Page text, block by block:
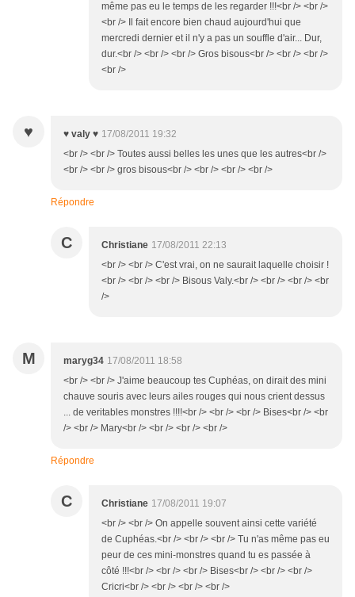
même pas eu le temps de les regarder !!!<br /> <br />
<br /> Il fait encore bien chaud aujourd'hui que
mercredi dernier et il n'y a pas un souffle d'air... Dur,
dur.<br /> <br /> <br /> Gros bisous<br /> <br /> <br />
<br />
♥ ♥ valy ♥ 17/08/2011 19:32
<br /> <br /> Toutes aussi belles les unes que les autres<br />
<br /> <br /> gros bisous<br /> <br /> <br /> <br />
Répondre
C Christiane 17/08/2011 22:13
<br /> <br /> C'est vrai, on ne saurait laquelle choisir !
<br /> <br /> <br /> Bisous Valy.<br /> <br /> <br /> <br
/>
M maryg34 17/08/2011 18:58
<br /> <br /> J'aime beaucoup tes Cuphéas, on dirait des mini
chauve souris avec leurs ailes rouges qui nous crient dessus
... de veritables monstres !!!!<br /> <br /> <br /> Bises<br /> <br
/> <br /> Mary<br /> <br /> <br /> <br />
Répondre
C Christiane 17/08/2011 19:07
<br /> <br /> On appelle souvent ainsi cette variété
de Cuphéas.<br /> <br /> <br /> Tu n'as même pas eu
peur de ces mini-monstres quand tu es passée à
côté !!!<br /> <br /> <br /> Bises<br /> <br /> <br />
Cricri<br /> <br /> <br /> <br />